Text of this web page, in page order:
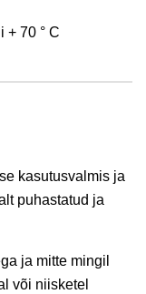
+ 70 ° C
kasutusvalmis ja
puhastatud ja
ja mitte mingil
või niisketel